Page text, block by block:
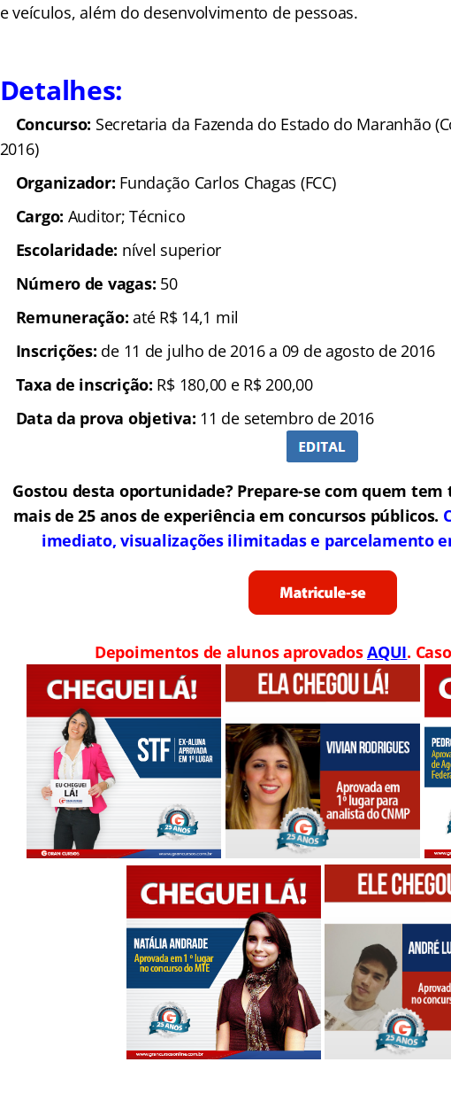
e veículos, além do desenvolvimento de pessoas.
Detalhes:
Concurso: Secretaria da Fazenda do Estado do Maranhão
2016)
Organizador: Fundação Carlos Chagas (FCC)
Cargo: Auditor; Técnico
Escolaridade: nível superior
Número de vagas: 50
Remuneração:até R$ 14,1 mil
Inscrições: de 11 de julho de 2016 a 09 de agosto de 2016
Taxa de inscrição: R$ 180,00 e R$ 200,00
Data da prova objetiva: 11 de setembro de 2016
Gostou desta oportunidade? Prepare-se com quem tem
mais de 25 anos de experiência em concursos públicos.
imediato, visualizações ilimitadas e parcelamento
Depoimentos de alunos aprovadosAQUI.